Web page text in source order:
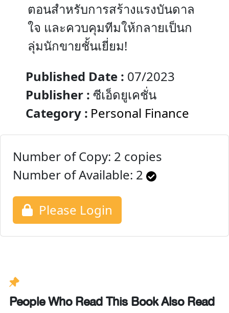
ตอนสำหรับการสร้างแรงบันดาล
ใจ และควบคุมทีมให้กลายเป็นก
ลุ่มนักขายชั้นเยี่ยม!
Published Date : 07/2023
Publisher : ซีเอ็ดยูเคชั่น
Category : Personal Finance
Number of Copy: 2 copies
Number of Available: 2
Please Login
People Who Read This Book Also Read